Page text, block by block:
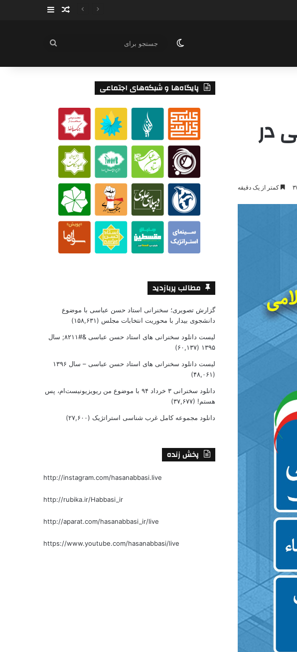
نوشته تصادفی
سایدبار
تغییر پوسته
جستجو
در
کمتر از یک دقیقه
پایگاه‌ها و شبکه‌های اجتماعی
مطالب پربازدید
گزارش تصویری؛ سخنرانی استاد حسن عباسی با موضوع
دانشجوی بیدار با محوریت انتخابات مجلس (۱۵۸,۶۳۱)
لیست دانلود سخنرانی های استاد حسن عباسی &#۸۲۱۱; سال
۱۳۹۵ (۶۰,۱۳۷)
لیست دانلود سخنرانی های استاد حسن عباسی – سال ۱۳۹۶
(۴۸,۰۶۱)
دانلود سخنرانی ۳ خرداد ۹۴ با موضوع من ریویزیونیست‌ام، پس
هستم! (۳۷,۶۷۷)
دانلود مجموعه کامل غرب شناسی استراتژیک (۲۷,۶۰۰)
پخش زنده
http://instagram.com/hasanabbasi.live
http://rubika.ir/Habbasi_ir
http://aparat.com/hasanabbasi_ir/live
https://www.youtube.com/hasanabbasi/live